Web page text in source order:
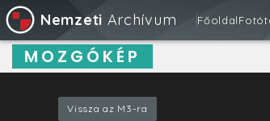
Nemzeti Archívum Főoldal
MOZGÓKÉP
Vissza az M3-ra